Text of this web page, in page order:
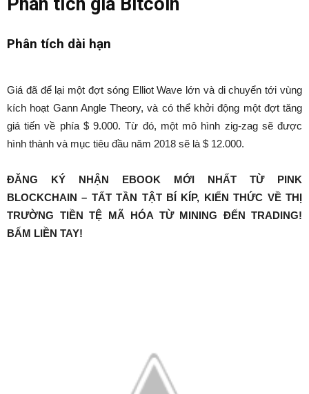
Phân tích dài hạn
Giá đã để lại một đợt sóng Elliot Wave lớn và di chuyển tới vùng
kích hoạt Gann Angle Theory, và có thể khởi động một đợt tăng
giá tiến về phía $ 9.000. Từ đó, một mô hình zig-zag sẽ được
hình thành và mục tiêu đầu năm 2018 sẽ là $ 12.000.
ĐĂNG KÝ NHẬN EBOOK MỚI NHẤT TỪ PINK
BLOCKCHAIN – TẤT TẦN TẬT BÍ KÍP, KIẾN THỨC VỀ THỊ
TRƯỜNG TIỀN TỆ MÃ HÓA TỪ MINING ĐẾN TRADING!
BẤM LIỀN TAY!